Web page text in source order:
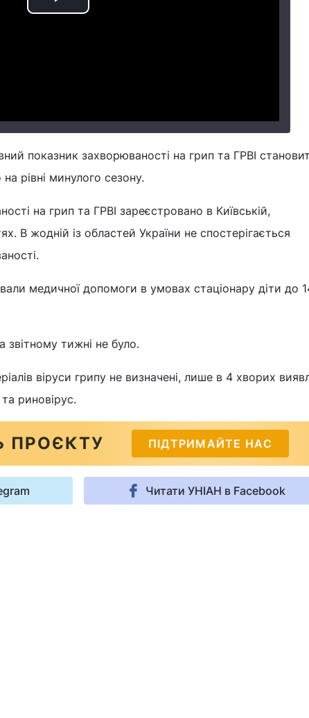
Play
показник захворюваності на грип та ГРВІ
рівні минулого сезону.
на грип та ГРВІ зареєстровано в Київській,
В жодній із областей України не спостерігається
медичної допомоги в умовах стаціонару діти до
звітному тижні не було.
віруси грипу не визначені, лише в 4 хворих
риновірус.
ПРОЄКТУ ПІДТРИМАЙТЕ НАС
Читати УНІАН в Facebook